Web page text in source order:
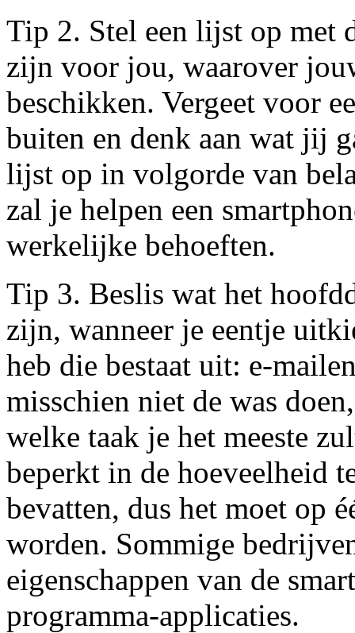
Tip 2. Stel een lijst op met
zijn voor jou, waarover
beschikken. Vergeet voor
buiten en denk aan wat jij
lijst op in volgorde van
zal je helpen een
werkelijke behoeften.
Tip 3. Beslis wat het
zijn, wanneer je eentje
heb die bestaat uit: e-
misschien niet de was
welke taak je het meeste
beperkt in de hoeveelheid
bevatten, dus het moet op
worden. Sommige
eigenschappen van de
programma-applicaties.